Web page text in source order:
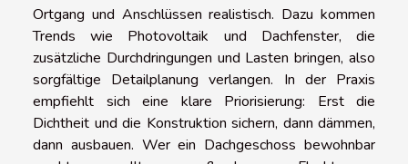
Ortgang und Anschlüssen realistisch. Dazu kommen
Trends wie Photovoltaik und Dachfenster, die
zusätzliche Durchdringungen und Lasten bringen, also
sorgfältige Detailplanung verlangen. In der Praxis
empfiehlt sich eine klare Priorisierung: Erst die
Dichtheit und die Konstruktion sichern, dann dämmen,
dann ausbauen. Wer ein Dachgeschoss bewohnbar